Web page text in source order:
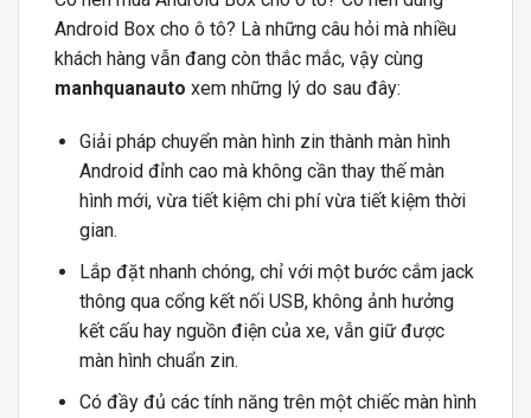
Android Box cho ô tô? Là những câu hỏi mà nhiều
khách hàng vẫn đang còn thắc mắc, vậy cùng
manhquanauto xem những lý do sau đây:
Giải pháp chuyển màn hình zin thành màn hình
Android đỉnh cao mà không cần thay thế màn
hình mới, vừa tiết kiệm chi phí vừa tiết kiệm thời
gian.
Lắp đặt nhanh chóng, chỉ với một bước cắm jack
thông qua cổng kết nối USB, không ảnh hưởng
kết cấu hay nguồn điện của xe, vẫn giữ được
màn hình chuẩn zin.
Có đầy đủ các tính năng trên một chiếc màn hình